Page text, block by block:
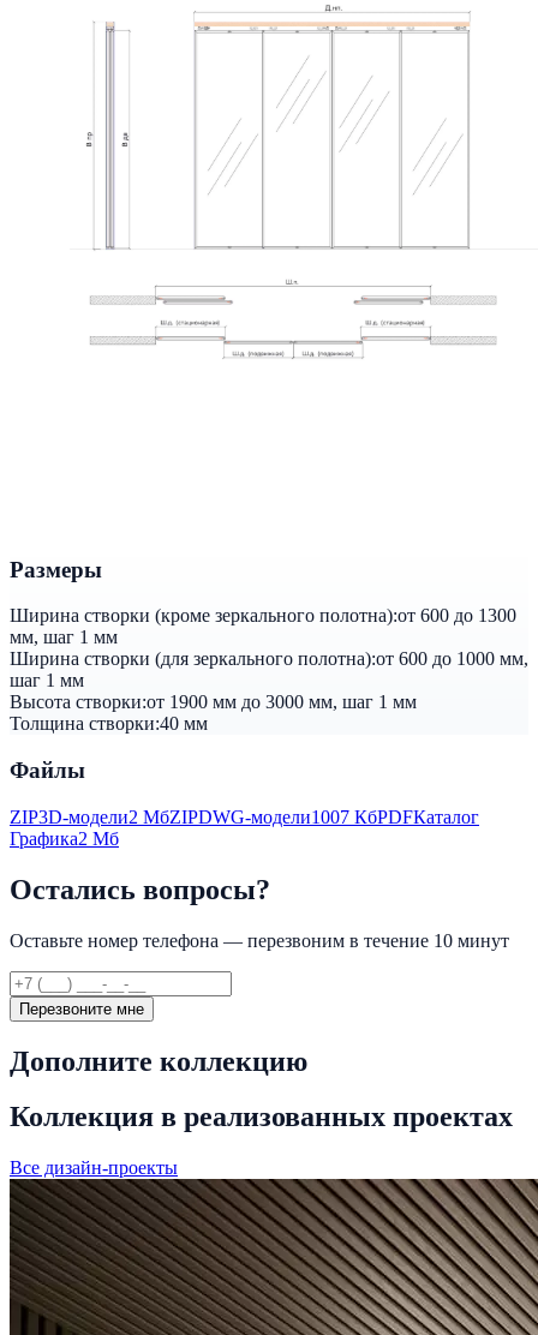
Размеры
Ширина створки (кроме зеркального полотна):от 600 до 1300
мм, шаг 1 мм
Ширина створки (для зеркального полотна):от 600 до 1000 мм,
шаг 1 мм
Высота створки:от 1900 мм до 3000 мм, шаг 1 мм
Толщина створки:40 мм
Файлы
ZIP3D-модели2 МбZIPDWG-модели1007 КбPDFКаталог
Графика2 Мб
Остались вопросы?
Оставьте номер телефона — перезвоним в течение 10 минут
Перезвоните мне
Дополните коллекцию
Коллекция в реализованных проектах
Все дизайн-проекты